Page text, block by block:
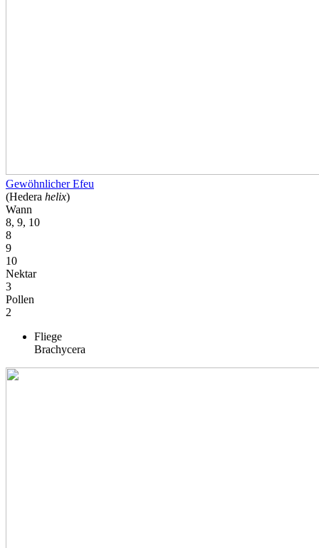
Gewöhnlicher Efeu
(Hedera helix)
Wann
8, 9, 10
8
9
10
Nektar
3
Pollen
2
Fliege
Brachycera